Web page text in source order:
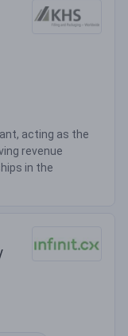
acting as the
revenue
in the